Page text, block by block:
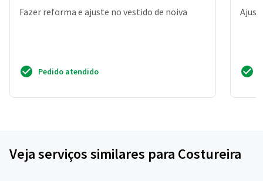
Fazer reforma e ajuste no vestido de noiva
Pedido atendido
Veja serviços similares para Costureira